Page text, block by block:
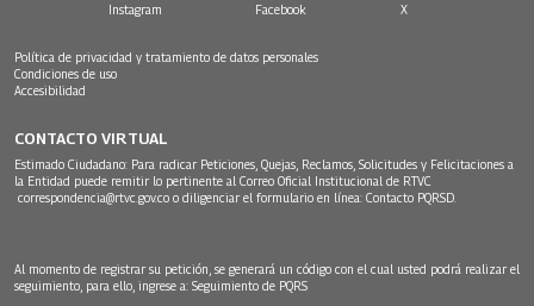
Instagram Facebook X
Política de privacidad y tratamiento de datos personales
Condiciones de uso
Accesibilidad
CONTACTO VIRTUAL
Estimado Ciudadano: Para radicar Peticiones, Quejas, Reclamos, Solicitudes y Felicitaciones a
la Entidad puede remitir lo pertinente al Correo Oficial Institucional de RTVC
correspondencia@rtvc.gov.co o diligenciar el formulario en línea: Contacto PQRSD.
Al momento de registrar su petición, se generará un código con el cual usted podrá realizar el
seguimiento, para ello, ingrese a: Seguimiento de PQRS